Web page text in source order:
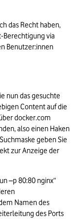
das Recht haben,
Berechtigung via
Benutzer:innen
nun das gesuchte
Content auf die
docker.com
also einen Haken
geben Sie
zur Anzeige der
–p 80:80 nginx“
Namen des
des Ports